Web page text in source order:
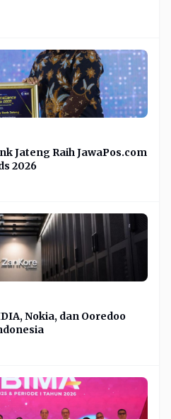
Jateng Raih JawaPos.com
2026
Nokia, dan Ooredoo